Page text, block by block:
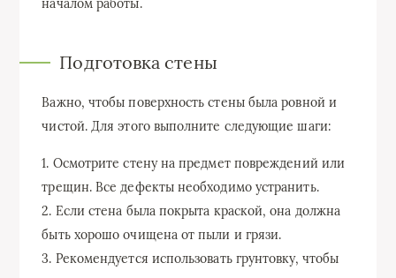
началом работы.
Подготовка стены
Важно, чтобы поверхность стены была ровной и
чистой. Для этого выполните следующие шаги:
1. Осмотрите стену на предмет повреждений или
трещин. Все дефекты необходимо устранить.
2. Если стена была покрыта краской, она должна
быть хорошо очищена от пыли и грязи.
3. Рекомендуется использовать грунтовку, чтобы